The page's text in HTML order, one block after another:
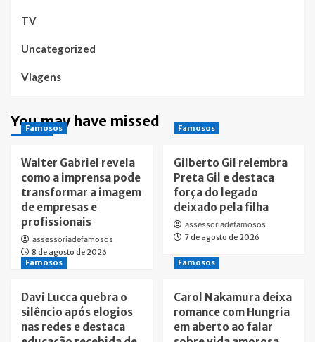
TV
Uncategorized
Viagens
You may have missed
Famosos
Walter Gabriel revela
como a imprensa pode
transformar a imagem
de empresas e
profissionais
assessoriadefamosos
8 de agosto de 2026
Famosos
Gilberto Gil relembra
Preta Gil e destaca
força do legado
deixado pela filha
assessoriadefamosos
7 de agosto de 2026
Famosos
Davi Lucca quebra o
silêncio após elogios
nas redes e destaca
Famosos
Carol Nakamura deixa
romance com Hungria
em aberto ao falar